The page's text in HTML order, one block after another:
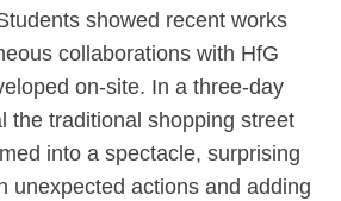
showed recent works
collaborations with HfG
on-site. In a three-day
the traditional shopping street
into a spectacle, surprising
unexpected actions and adding